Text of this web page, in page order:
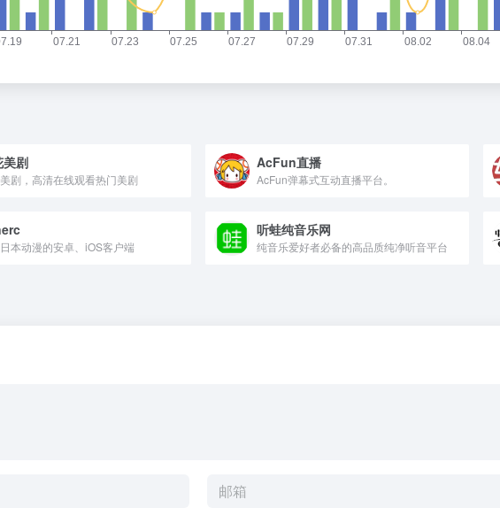
美剧
剧，高清在线观看热门美剧
AcFun直播
AcFun弹幕式互动直播平台。
本动漫的安卓、iOS客户端
听蛙纯音乐网
纯音乐爱好者必备的高品质纯净听音平台